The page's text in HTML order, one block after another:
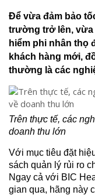
Để vừa đảm bảo
trường trở lên, vừa
hiểm phi nhân thọ
khách hàng mới,
thường là các
Trên thực tế, các
doanh thu lớn
Với mục tiêu đặt
sách quản lý rủi ro
Ngay cả với BIC
gian qua, hãng này